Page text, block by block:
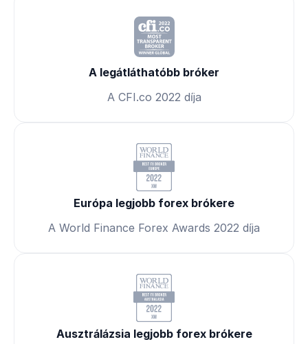
A legátláthatóbb bróker
A CFI.co 2022 díja
Európa legjobb forex brókere
A World Finance Forex Awards 2022 díja
Ausztrálázsia legjobb forex brókere